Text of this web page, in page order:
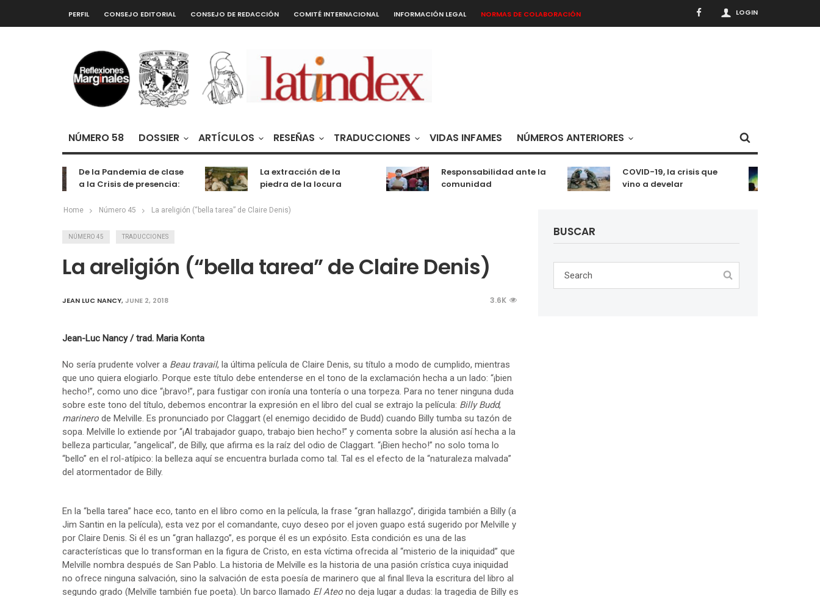
LOGIN
PERFIL CONSEJO EDITORIAL CONSEJO DE REDACCIÓN COMITÉ INTERNACIONAL INFORMACIÓN LEGAL NORMAS DE COLABORACIÓN
NÚMERO 58 DOSSIER ARTÍCULOS RESEÑAS TRADUCCIONES VIDAS INFAMES NÚMEROS ANTERIORES
De la Pandemia de clase
a la Crisis de presencia:
entretenimiento
La extracción de la
piedra de la locura
Responsabilidad ante la
comunidad
COVID-19, la crisis que
vino a develar
Home Número 45 La areligión (“bella tarea” de Claire Denis)
NÚMERO 45 TRADUCCIONES
La areligión (“bella tarea” de Claire Denis)
JEAN LUC NANCY,JUNE 2, 2018 3.6K
Jean-Luc Nancy / trad. Maria Konta
No sería prudente volver a Beau travail, la última película de Claire Denis, su título a modo de cumplido, mientras
que uno quiera elogiarlo. Porque este título debe entenderse en el tono de la exclamación hecha a un lado: “¡bien
hecho!”, como uno dice “¡bravo!”, para fustigar con ironía una tontería o una torpeza. Para no tener ninguna duda
sobre este tono del título, debemos encontrar la expresión en el libro del cual se extrajo la película: Billy Budd,
marinero de Melville. Es pronunciado por Claggart (el enemigo decidido de Budd) cuando Billy tumba su tazón de
sopa. Melville lo extiende por “¡Al trabajador guapo, trabajo bien hecho!” y comenta sobre la alusión así hecha a la
belleza particular, “angelical”, de Billy, que afirma es la raíz del odio de Claggart. “¡Bien hecho!” no solo toma lo
“bello” en el rol-atípico: la belleza aquí se encuentra burlada como tal. Tal es el efecto de la “naturaleza malvada”
del atormentador de Billy.
En la “bella tarea” hace eco, tanto en el libro como en la película, la frase “gran hallazgo”, dirigida también a Billy (a
Jim Santin en la película), esta vez por el comandante, cuyo deseo por el joven guapo está sugerido por Melville y
por Claire Denis. Si él es un “gran hallazgo”, es porque él es un expósito. Esta condición es una de las
características que lo transforman en la figura de Cristo, en esta víctima ofrecida al “misterio de la iniquidad” que
Melville nombra después de San Pablo. La historia de Melville es la historia de una pasión crística cuya iniquidad
no ofrece ninguna salvación, sino la salvación de esta poesía de marinero que al final lleva la escritura del libro al
segundo grado (Melville también fue poeta). Un barco llamado El Ateo no deja lugar a dudas: la tragedia de Billy es
BUSCAR